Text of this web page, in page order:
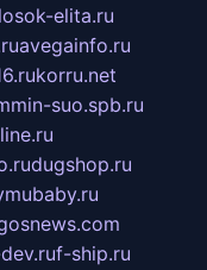
elita.ru
avegainfo.ru
korru.net
suo.spb.ru
dugshop.ru
f-ship.ru